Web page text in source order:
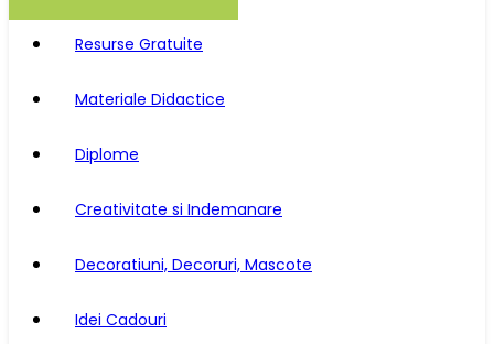
Resurse Gratuite
Materiale Didactice
Diplome
Creativitate si Indemanare
Decoratiuni, Decoruri, Mascote
Idei Cadouri